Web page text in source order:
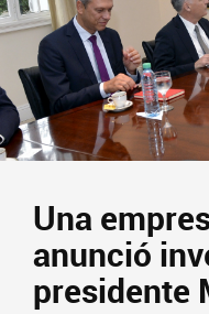
Una
anunció
presidente